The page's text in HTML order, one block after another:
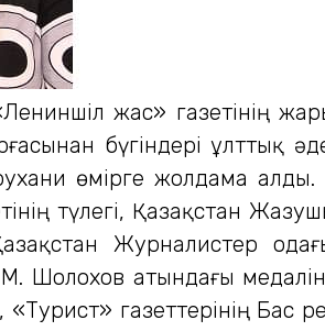
жас» газетінің
бүгіндері ұлттық
өмірге жолдама алды.
түлегі, Қазақстан
Журналистер
Шолохов атындағы
газеттерінің Бас